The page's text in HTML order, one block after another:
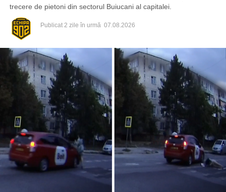
trecere de pietoni din sectorul Buiucani al capitalei.
Publicat 2 zile în urmă 07.08.2026